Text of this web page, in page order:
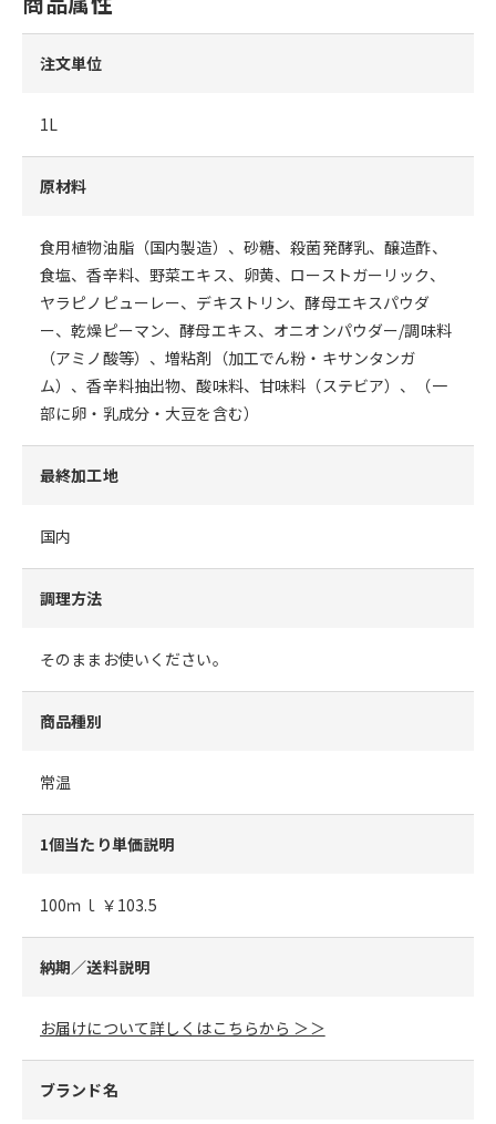
注文単位
1L
原材料
食用植物油脂（国内製造）、砂糖、殺菌発酵乳、醸造酢、
食塩、香辛料、野菜エキス、卵黄、ローストガーリック、
ヤラピノピューレー、デキストリン、酵母エキスパウダ
ー、乾燥ピーマン、酵母エキス、オニオンパウダー/調味料
（アミノ酸等）、増粘剤（加工でん粉・キサンタンガ
ム）、香辛料抽出物、酸味料、甘味料（ステビア）、（一
部に卵・乳成分・大豆を含む）
最終加工地
国内
調理方法
そのままお使いください。
商品種別
常温
1個当たり単価説明
100ｍｌ ￥103.5
納期／送料説明
お届けについて詳しくはこちらから ＞＞
ブランド名